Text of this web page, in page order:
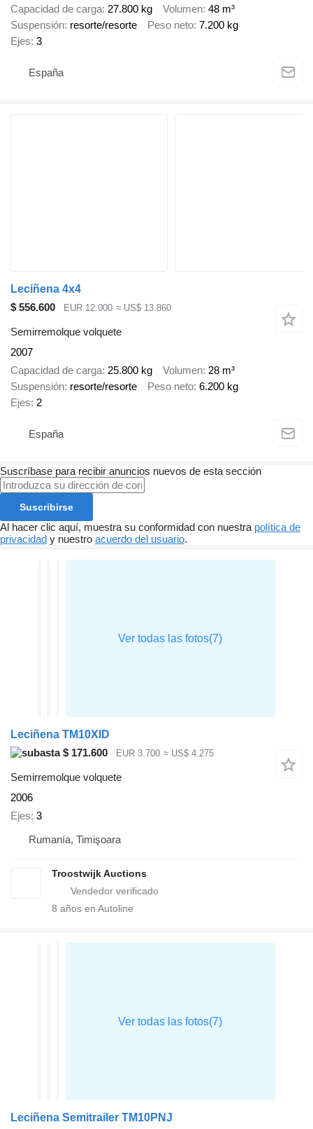
Capacidad de carga 27.800 kg Volumen 48 m³
Suspensión resorte/resorte Peso neto 7.200 kg
Ejes 3
España
Leciñena 4x4
$ 556.600
EUR 12.000 ≈ US$ 13.860
Semirremolque volquete
2007
Capacidad de carga 25.800 kg Volumen 28 m³
Suspensión resorte/resorte Peso neto 6.200 kg
Ejes 2
España
Suscríbase para recibir anuncios nuevos de esta sección
Suscribirse
Al hacer clic aquí, muestra su conformidad con nuestra política de
privacidad y nuestro acuerdo del usuario.
Leciñena TM10XID
$ 171.600
EUR 3.700 ≈ US$ 4.275
Semirremolque volquete
2006
Ejes 3
Rumanía, Timişoara
Troostwijk Auctions
8 años en Autoline
Leciñena Semitrailer TM10PNJ